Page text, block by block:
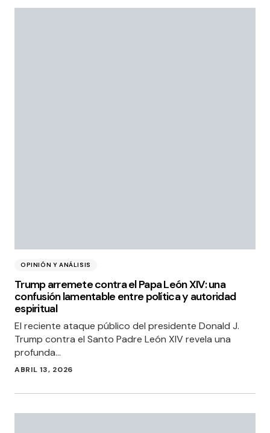
OPINIÓN Y ANÁLISIS
Trump arremete contra el Papa León XIV: una
confusión lamentable entre política y autoridad
espiritual
El reciente ataque público del presidente Donald J.
Trump contra el Santo Padre León XIV revela una
profunda…
ABRIL 13, 2026